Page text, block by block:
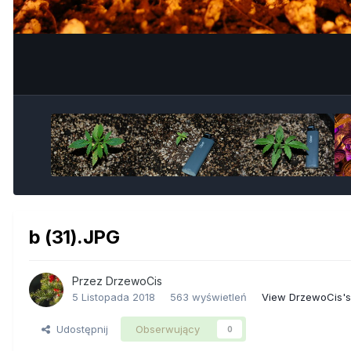
b (31).JPG
Przez DrzewoCis
5 Listopada 2018 563 wyświetleń View
Udostępnij Obserwujący 0